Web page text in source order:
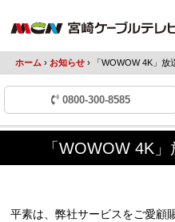
ホーム › お知らせ ›「WOWOW 4K」放
0800-300-8585
「WOWOW 4K
平素は、弊社サービスをご愛顧